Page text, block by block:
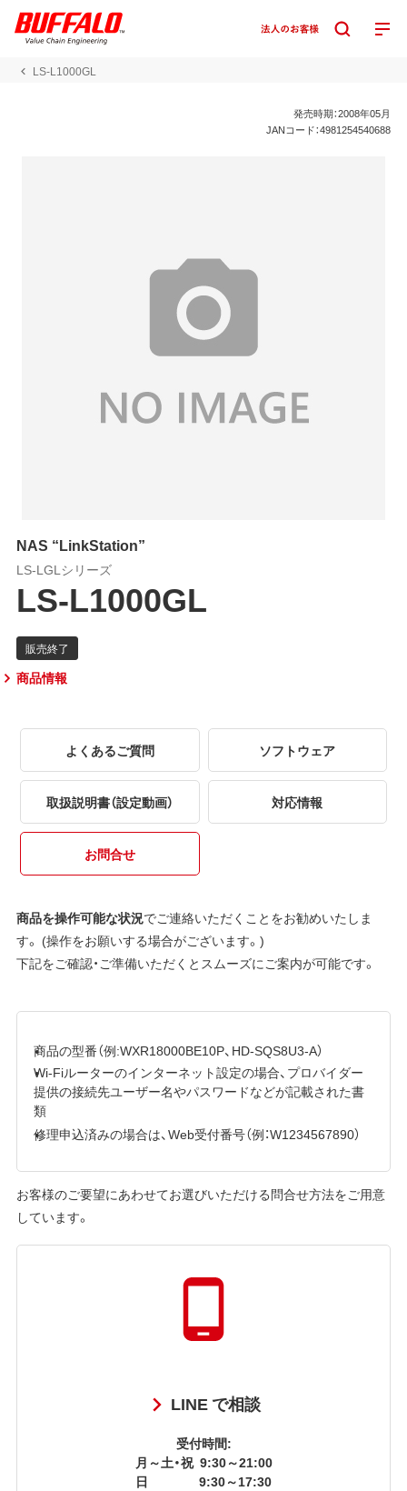
LS-L1000GL
発売時期：2008年05月
JANコード：4981254540688
NAS “LinkStation”
LS-LGLシリーズ
LS-L1000GL
商品情報
よくあるご質問 ソフトウェア
取扱説明書（設定動画） 対応情報
お問合せ
商品を操作可能な状況でご連絡いただくことをお勧めいたしま
す。 (操作をお願いする場合がございます。)
下記をご確認・ご準備いただくとスムーズにご案内が可能です。
商品の型番（例:WXR18000BE10P、HD-SQS8U3-A）
Wi-Fiルーターのインターネット設定の場合、プロバイダー
提供の接続先ユーザー名やパスワードなどが記載された書
類
修理申込済みの場合は、Web受付番号（例：W1234567890）
お客様のご要望にあわせてお選びいただける問合せ方法をご用意
しています。
LINE で相談
受付時間:
月～土・祝 9:30～21:00
日
9:30～17:30